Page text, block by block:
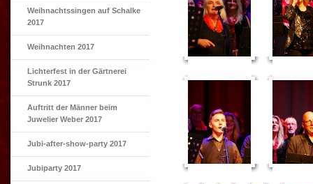
Weihnachtssingen auf Schalke
2017
Weihnachten 2017
Lichterfest in der Gärtnerei
Strunk 2017
Auftritt der Männer beim
Juwelier Weber 2017
Jubi-after-show-party 2017
Jubiparty 2017